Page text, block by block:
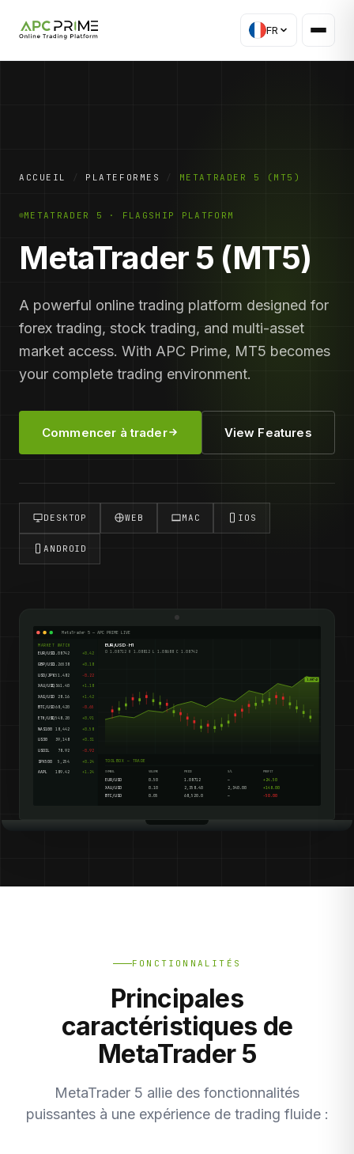
FR
ACCUEIL PLATEFORMES METATRADER 5 (MT5)
METATRADER 5 · FLAGSHIP PLATFORM
MetaTrader 5 (MT5)
A powerful online trading platform designed for
forex trading, stock trading, and multi-asset
market access. With APC Prime, MT5 becomes
your complete trading environment.
Commencer à trader View Features
DESKTOP WEB MAC IOS
ANDROID
MetaTrader 5 — APC PRIME LIVE
MARKET WATCH
EUR/USD1.08742 +0.42
GBP/USD1.26538 +0.18
USD/JPY151.482 -0.22
XAU/USD2,361.40 +1.18
XAG/USD 28.16 +1.42
BTC/USD 68,420 -0.65
ETH/USD3,548.20 +0.91
NAS100 18,442 +0.58
US30 39,148 +0.31
USOIL 78.92 -0.92
SPX500 5,254 +0.24
AAPL 189.42 +1.24
EUR/USD · H1
O 1.08712 H 1.08812 L 1.08688 C 1.08742
1.08742
TOOLBOX — TRADE
SYMBOL VOLUME PRICE S/L PROFIT
EUR/USD 0.50 1.08712 — +24.50
XAU/USD 0.10 2,358.40 2,340.00
+148.00
BTC/USD
0.05 68,520.0 — -50.00
FONCTIONNALITÉS
Principales
caractéristiques de
MetaTrader 5
MetaTrader 5 allie des fonctionnalités
puissantes à une expérience de trading fluide :